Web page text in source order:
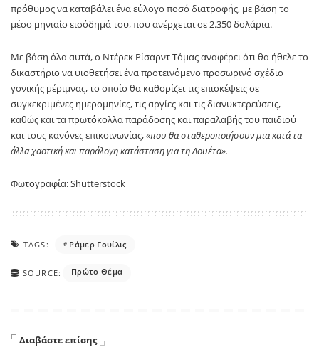
πρόθυμος να καταβάλει ένα εύλογο ποσό διατροφής, με βάση το
μέσο μηνιαίο εισόδημά του, που ανέρχεται σε 2.350 δολάρια.
Με βάση όλα αυτά, ο Ντέρεκ Ρίσαρντ Τόμας αναφέρει ότι θα ήθελε το
δικαστήριο να υιοθετήσει ένα προτεινόμενο προσωρινό σχέδιο
γονικής μέριμνας, το οποίο θα καθορίζει τις επισκέψεις σε
συγκεκριμένες ημερομηνίες, τις αργίες και τις διανυκτερεύσεις,
καθώς και τα πρωτόκολλα παράδοσης και παραλαβής του παιδιού
και τους κανόνες επικοινωνίας,«που θα σταθεροποιήσουν μια κατά τα
άλλα χαοτική και παράλογη κατάσταση για τη Λουέτα».
Φωτογραφία: Shutterstock
TAGS: Ράμερ Γουίλις
SOURCE: Πρώτο Θέμα
Διαβάστε επίσης